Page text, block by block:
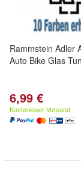
Rammstein Adler
Auto Bike Glas
6,99 €
Kostenloser Versand